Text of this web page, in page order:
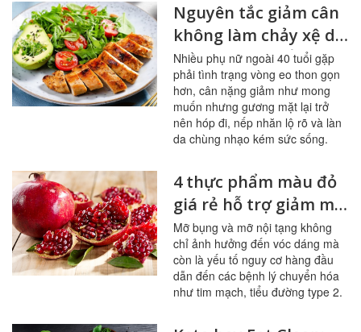
Nguyên tắc giảm cân
không làm chảy xệ da
cho phụ nữ tuổi 40
Nhiều phụ nữ ngoài 40 tuổi gặp
phải tình trạng vòng eo thon gọn
hơn, cân nặng giảm như mong
muốn nhưng gương mặt lại trở
nên hóp đi, nếp nhăn lộ rõ và làn
da chùng nhạo kém sức sống.
4 thực phẩm màu đỏ
giá rẻ hỗ trợ giảm mỡ
bụng hiệu quả
Mỡ bụng và mỡ nội tạng không
chỉ ảnh hưởng đến vóc dáng mà
còn là yếu tố nguy cơ hàng đầu
dẫn đến các bệnh lý chuyển hóa
như tim mạch, tiểu đường type 2.